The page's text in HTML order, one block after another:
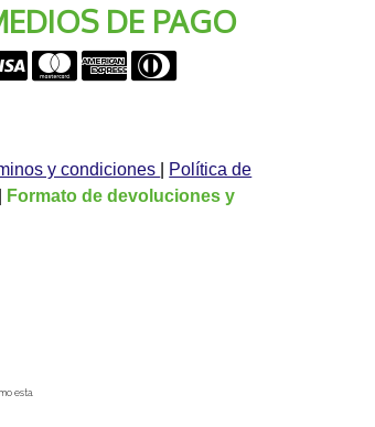
DE PAGO
y condiciones
Política de
Formato de devoluciones y
esta.